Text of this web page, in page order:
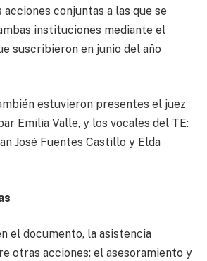
conjuntas a las que se
instituciones mediante el
suscribieron en junio del año
estuvieron presentes el juez
Emilia Valle, y los vocales del TE:
José Fuentes Castillo y Elda
el documento, la asistencia
otras acciones: el asesoramiento y